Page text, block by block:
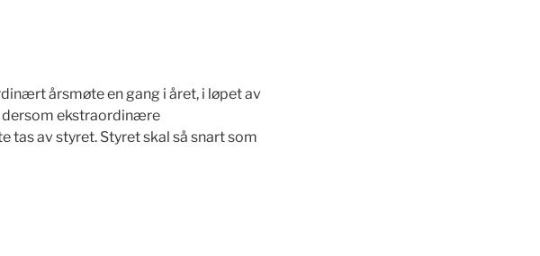
årsmøte en gang i året, i løpet av
dersom ekstraordinære
tas av styret. Styret skal så snart som